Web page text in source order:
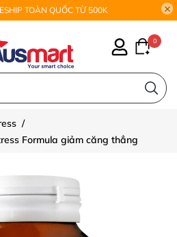
TOÀN QUỐC TỪ 500K
0
/
Formula giảm căng thẳng